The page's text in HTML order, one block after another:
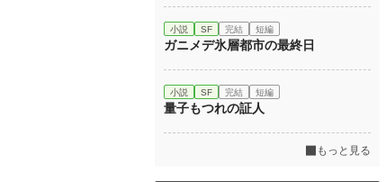
小説 SF 完結 短編
ガニメデ氷層都市の最終日
小説 SF 完結 短編
量子もつれの証人
もっと見る